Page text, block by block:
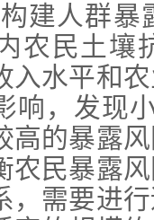
建人群暴
农民土壤
入水平和
响，发现
高的暴露
农民暴露
，需要进